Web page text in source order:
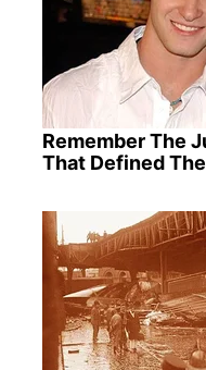
Remember The
That Defined